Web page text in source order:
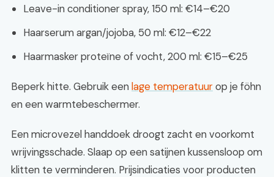
Leave-in conditioner spray, 150 ml: €14–€20
Haarserum argan/jojoba, 50 ml: €12–€22
Haarmasker proteïne of vocht, 200 ml: €15–€25
Beperk hitte. Gebruik eenlage temperatuurop je föhn
en een warmtebeschermer.
Een microvezel handdoek droogt zacht en voorkomt
wrijvingsschade. Slaap op een satijnen kussensloop om
klitten te verminderen. Prijsindicaties voor producten